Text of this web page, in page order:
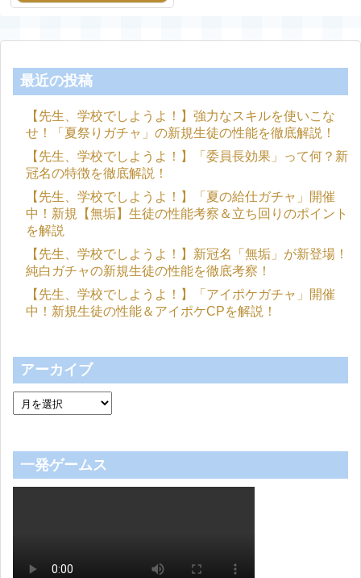
最近の投稿
【先生、学校でしようよ！】強力なスキルを使いこな
せ！「夏祭りガチャ」の新規生徒の性能を徹底解説！
【先生、学校でしようよ！】「委員長効果」って何？新
冠名の特徴を徹底解説！
【先生、学校でしようよ！】「夏の給仕ガチャ」開催
中！新規【無垢】生徒の性能考察＆立ち回りのポイント
を解説
【先生、学校でしようよ！】新冠名「無垢」が新登場！
純白ガチャの新規生徒の性能を徹底考察！
【先生、学校でしようよ！】「アイポケガチャ」開催
中！新規生徒の性能＆アイポケCPを解説！
アーカイブ
一発ゲームス